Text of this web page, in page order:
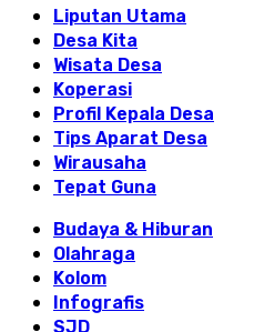
Liputan Utama
Desa Kita
Wisata Desa
Koperasi
Profil Kepala Desa
Tips Aparat Desa
Wirausaha
Tepat Guna
Budaya & Hiburan
Olahraga
Kolom
Infografis
SJD